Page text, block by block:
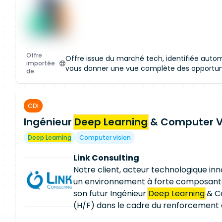
Offre
importée
de
Offre issue du marché tech, identifiée
vous donner une vue complète des
Accès restreint à la
Rejoignez notre plateforme pour
cette offre et obtenir un accès aux
Créer mon profil
CDI
Ingénieur Deep Learning & Computer
Deep Learning Computer vision
Link Consulting
Notre client, acteur technologique
un environnement à forte
son futur Ingénieur Deep Learning&
(H/F) dans le cadre du renforcement